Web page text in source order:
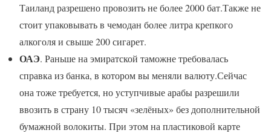
Таиланд разрешено провозить не более 2000 бат.Также не
стоит упаковывать в чемодан более литра крепкого
алкоголя и свыше 200 сигарет.
ОАЭ. Раньше на эмиратской таможне требовалась
справка из банка, в котором вы меняли валюту.Сейчас
она тоже требуется, но уступчивые арабы разрешили
ввозить в страну 10 тысяч «зелёных» без дополнительной
бумажной волокиты. При этом на пластиковой карте